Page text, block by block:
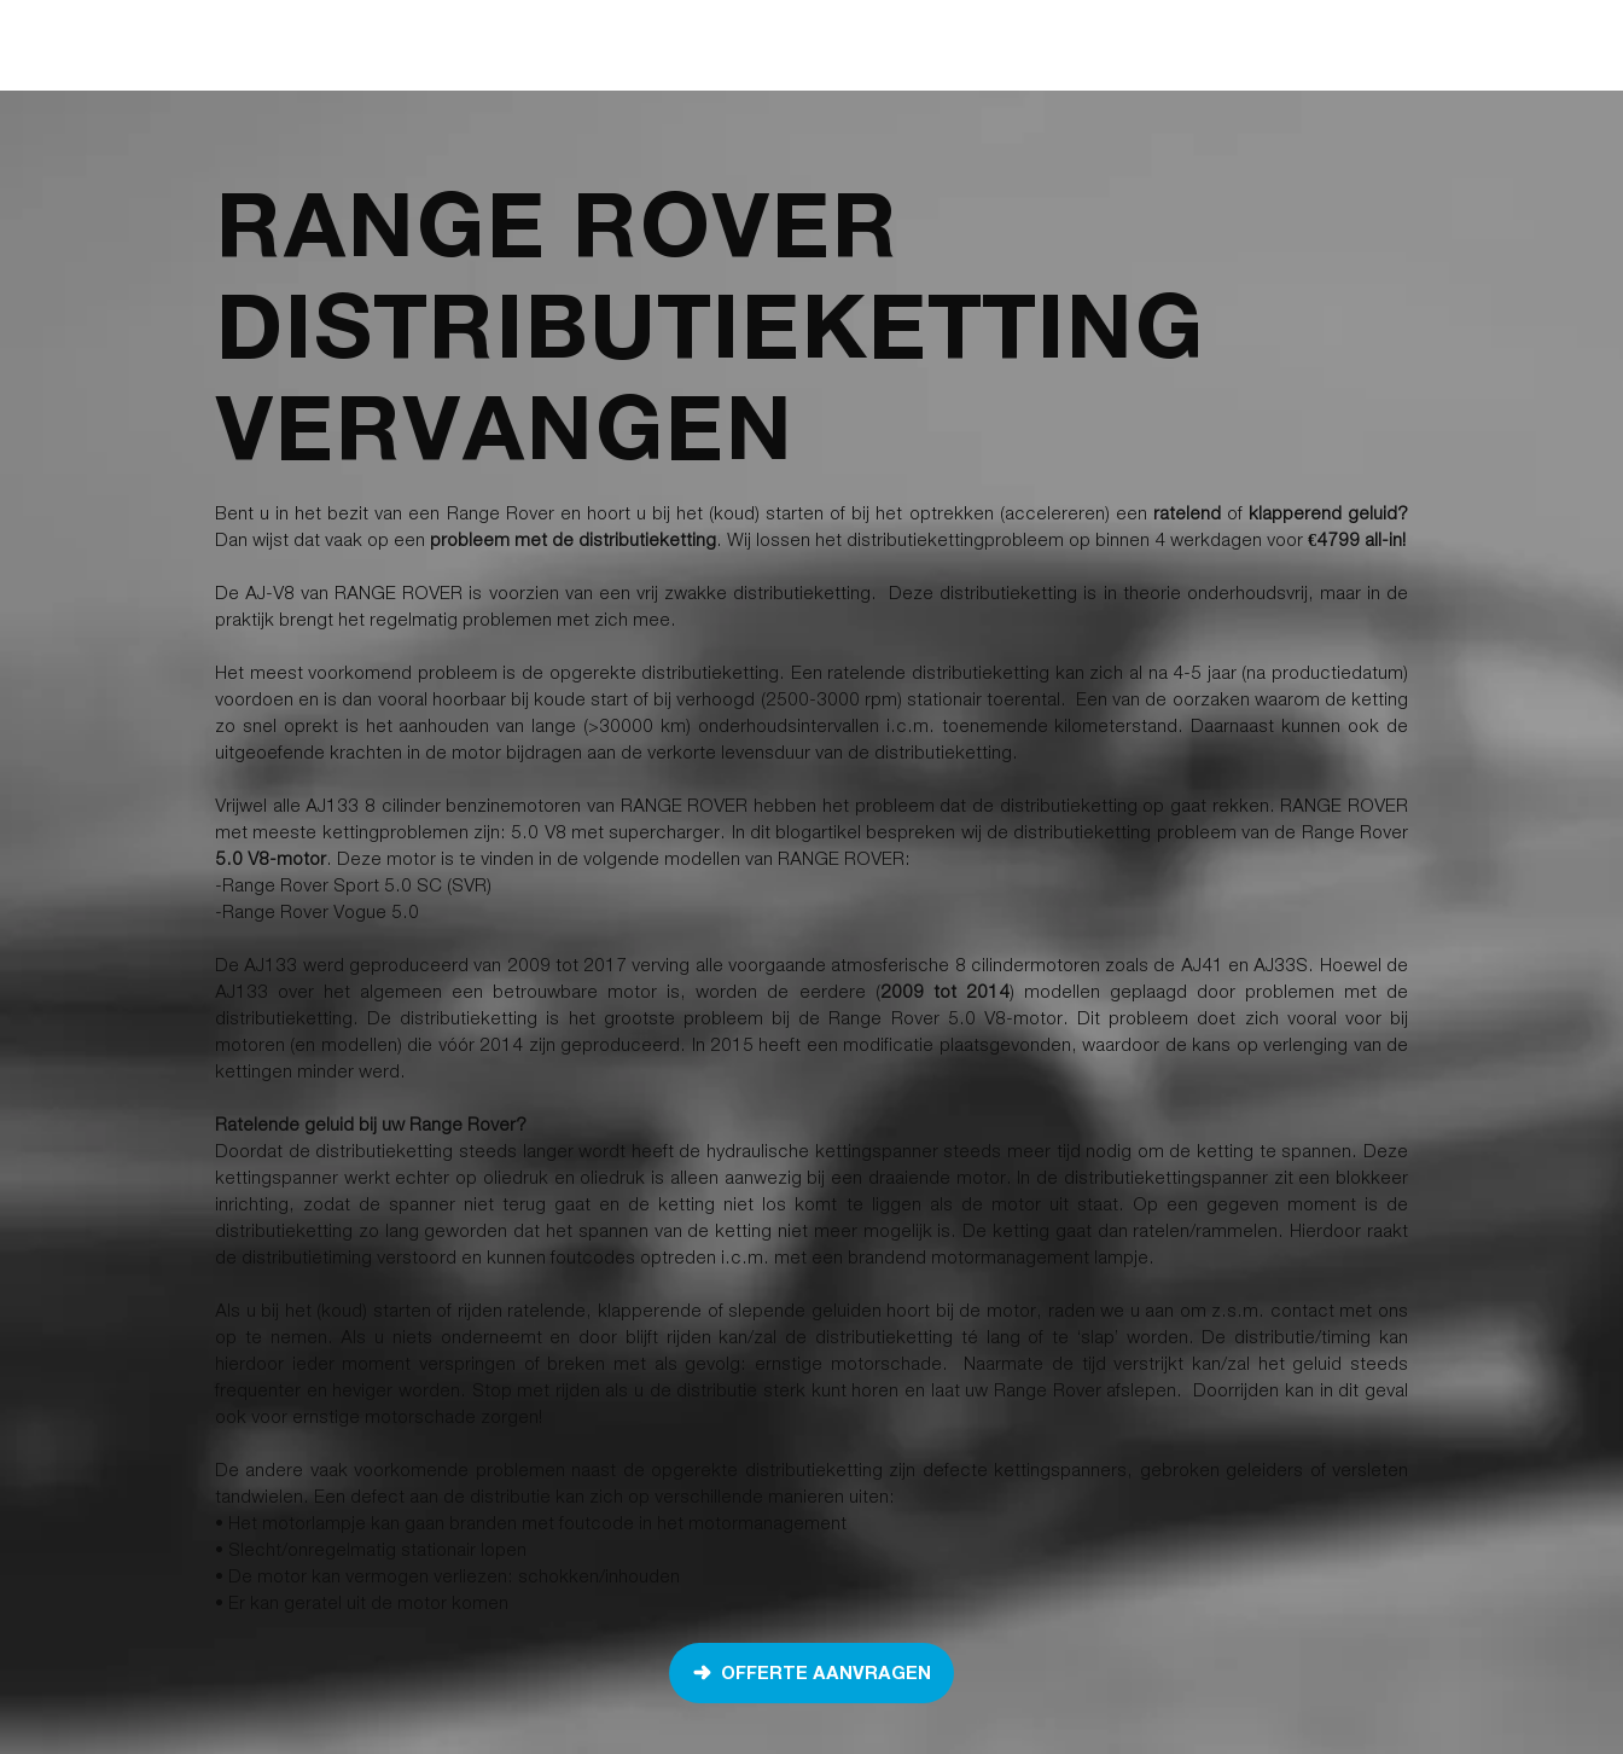
RANGE ROVER
DISTRIBUTIEKETTING
VERVANGEN
Bent u in het bezit van een Range Rover en hoort u bij het (koud) starten of bij het optrekken (accelereren) een ratelend of klapperend geluid?
Dan wijst dat vaak op een probleem met de distributieketting. Wij lossen het distributiekettingprobleem op binnen 4 werkdagen voor€4799 all-in!
De AJ-V8 van RANGE ROVER is voorzien van een vrij zwakke distributieketting. Deze distributieketting is in theorie onderhoudsvrij, maar in de
praktijk brengt het regelmatig problemen met zich mee.
Het meest voorkomend probleem is de opgerekte distributieketting. Een ratelende distributieketting kan zich al na 4-5 jaar (na productiedatum)
voordoen en is dan vooral hoorbaar bij koude start of bij verhoogd (2500-3000 rpm) stationair toerental. Een van de oorzaken waarom de ketting
zo snel oprekt is het aanhouden van lange (>30000 km) onderhoudsintervallen i.c.m. toenemende kilometerstand. Daarnaast kunnen ook de
uitgeoefende krachten in de motor bijdragen aan de verkorte levensduur van de distributieketting.
Vrijwel alle AJ133 8 cilinder benzinemotoren van RANGE ROVER hebben het probleem dat de distributieketting op gaat rekken. RANGE ROVER
met meeste kettingproblemen zijn: 5.0 V8 met supercharger. In dit blogartikel bespreken wij de distributieketting probleem van de Range Rover
5.0 V8-motor. Deze motor is te vinden in de volgende modellen van RANGE ROVER:
-Range Rover Sport 5.0 SC (SVR)
-Range Rover Vogue 5.0
De AJ133 werd geproduceerd van 2009 tot 2017 verving alle voorgaande atmosferische 8 cilindermotoren zoals de AJ41 en AJ33S. Hoewel de
AJ133 over het algemeen een betrouwbare motor is, worden de eerdere (2009 tot 2014) modellen geplaagd door problemen met de
distributieketting. De distributieketting is het grootste probleem bij de Range Rover 5.0 V8-motor. Dit probleem doet zich vooral voor bij
motoren (en modellen) die vóór 2014 zijn geproduceerd. In 2015 heeft een modificatie plaatsgevonden, waardoor de kans op verlenging van de
kettingen minder werd.
Ratelende geluid bij uw Range Rover?
Doordat de distributieketting steeds langer wordt heeft de hydraulische kettingspanner steeds meer tijd nodig om de ketting te spannen. Deze
kettingspanner werkt echter op oliedruk en oliedruk is alleen aanwezig bij een draaiende motor. In de distributiekettingspanner zit een blokkeer
inrichting, zodat de spanner niet terug gaat en de ketting niet los komt te liggen als de motor uit staat. Op een gegeven moment is de
distributieketting zo lang geworden dat het spannen van de ketting niet meer mogelijk is. De ketting gaat dan ratelen/rammelen. Hierdoor raakt
de distributietiming verstoord en kunnen foutcodes optreden i.c.m. met een brandend motormanagement lampje.
Als u bij het (koud) starten of rijden ratelende, klapperende of slepende geluiden hoort bij de motor, raden we u aan om z.s.m. contact met ons
op te nemen. Als u niets onderneemt en door blijft rijden kan/zal de distributieketting té lang of te ‘slap’ worden. De distributie/timing kan
hierdoor ieder moment verspringen of breken met als gevolg: ernstige motorschade. Naarmate de tijd verstrijkt kan/zal het geluid steeds
frequenter en heviger worden. Stop met rijden als u de distributie sterk kunt horen en laat uw Range Rover afslepen. Doorrijden kan in dit geval
ook voor ernstige motorschade zorgen!
De andere vaak voorkomende problemen naast de opgerekte distributieketting zijn defecte kettingspanners, gebroken geleiders of versleten
tandwielen. Een defect aan de distributie kan zich op verschillende manieren uiten:
• Het motorlampje kan gaan branden met foutcode in het motormanagement
OFFERTE AANVRAGEN